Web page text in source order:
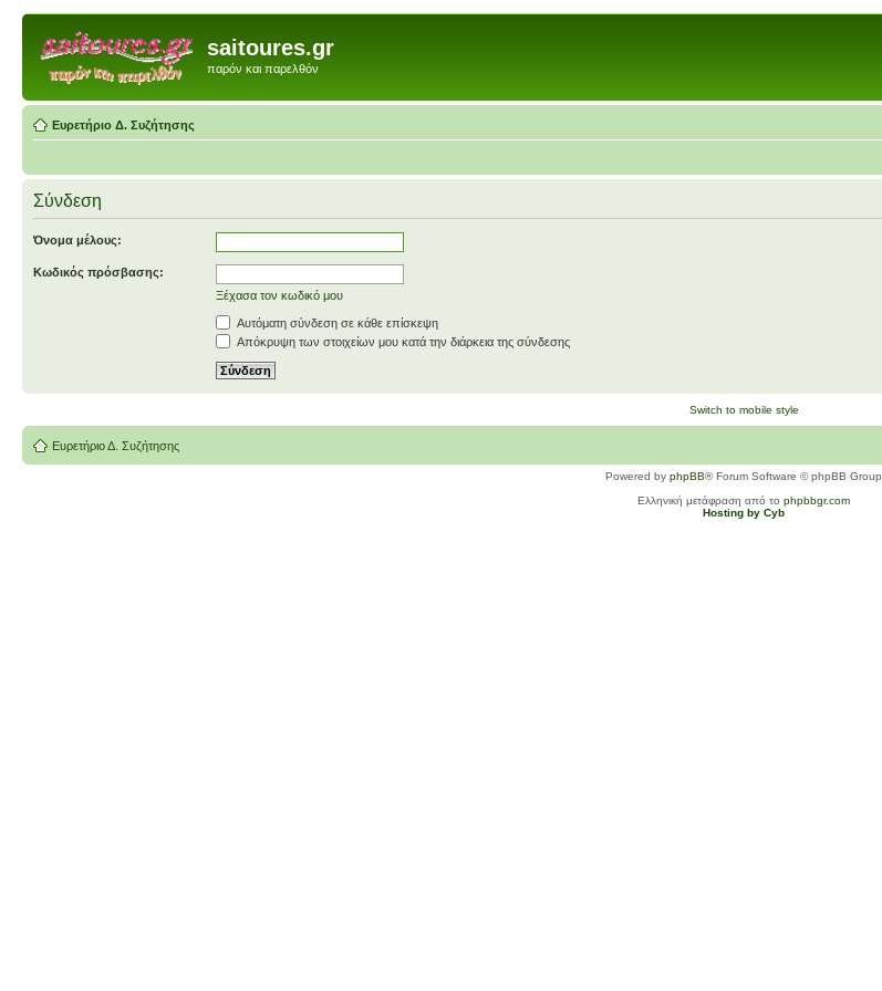
saitoures.gr
παρόν και παρελθόν
Ευρετήριο Δ. Συζήτησης
Σύνδεση
Όνομα μέλους:
Κωδικός πρόσβασης:
Ξέχασα τον κωδικό μου
Αυτόματη σύνδεση σε κάθε επίσκεψη
Απόκρυψη των στοιχείων μου κατά την διάρκεια της σύνδεσης
Switch to mobile style
Ευρετήριο Δ. Συζήτησης
Powered by phpBB® Forum Software © phpBB Group
Ελληνική μετάφραση από το phpbbgr.com
Hosting by Cyb